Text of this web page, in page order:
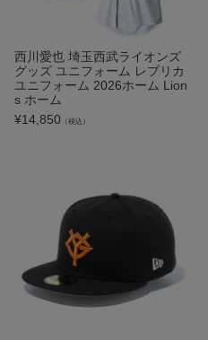
西川愛也 埼玉西武ライオンズ
グッズ ユニフォーム レプリカ
ユニフォーム 2026ホーム Lion
s ホーム
¥14,850 （税込）